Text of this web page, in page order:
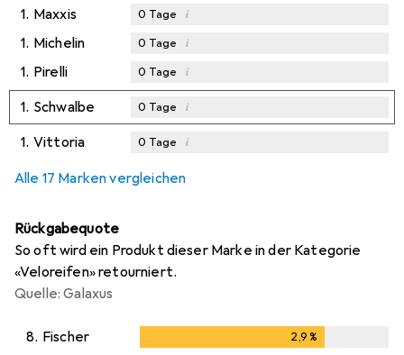
1. Maxxis 0 Tage i
1. Michelin 0 Tage i
1. Pirelli 0 Tage i
1. Schwalbe 0 Tage i
1. Vittoria 0 Tage i
Alle 17 Marken vergleichen
Rückgabequote
So oft wird ein Produkt dieser Marke in der Kategorie
«Veloreifen» retourniert.
Quelle: Galaxus
8. Fischer 2,9%